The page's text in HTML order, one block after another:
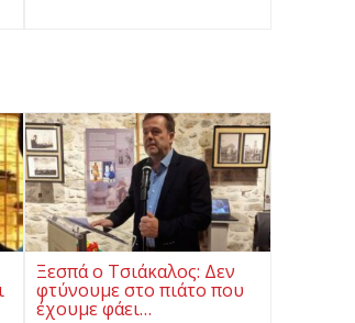
Ξεσπά ο Τσιάκαλος: Δεν
φτύνουμε στο πιάτο που
έχουμε φάει…